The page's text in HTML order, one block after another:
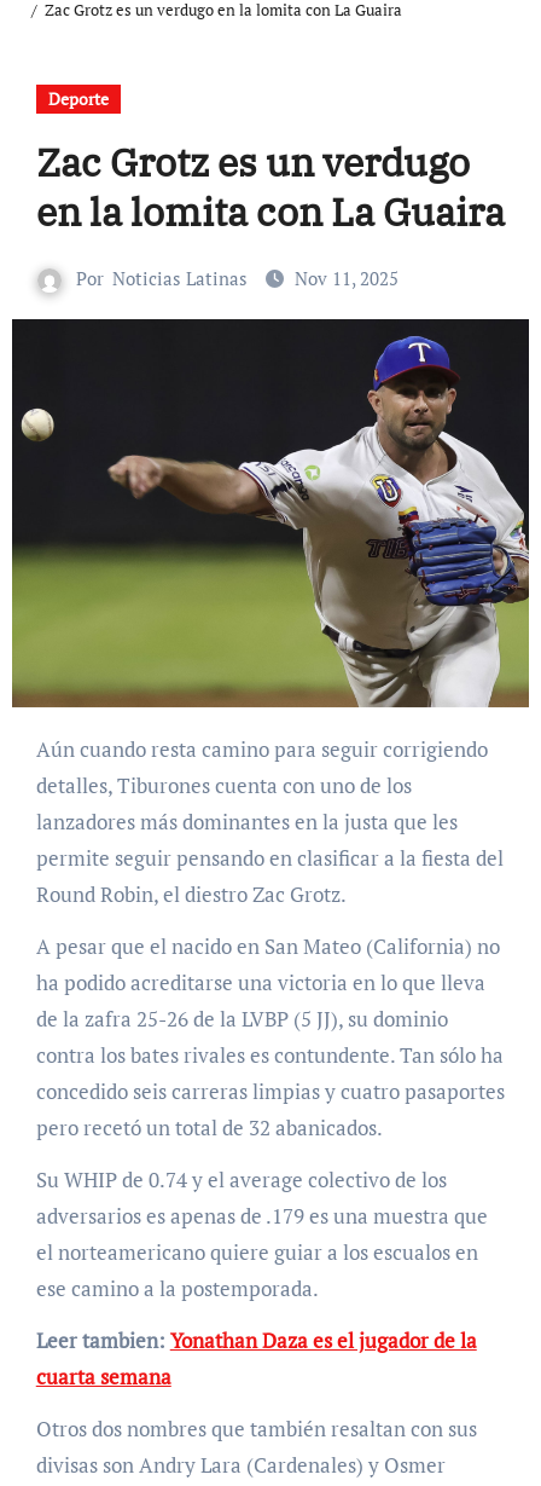
Zac Grotz es un verdugo en la lomita con La Guaira
Deporte
Zac Grotz es un verdugo
en la lomita con La Guaira
Por Noticias Latinas Nov 11, 2025
Aún cuando resta camino para seguir corrigiendo
detalles, Tiburones cuenta con uno de los
lanzadores más dominantes en la justa que les
permite seguir pensando en clasificar a la fiesta del
Round Robin, el diestro Zac Grotz.
A pesar que el nacido en San Mateo (California) no
ha podido acreditarse una victoria en lo que lleva
de la zafra 25-26 de la LVBP (5 JJ), su dominio
contra los bates rivales es contundente. Tan sólo ha
concedido seis carreras limpias y cuatro pasaportes
pero recetó un total de 32 abanicados.
Su WHIP de 0.74 y el average colectivo de los
adversarios es apenas de .179 es una muestra que
el norteamericano quiere guiar a los escualos en
ese camino a la postemporada.
Leer tambien: Yonathan Daza es el jugador de la
cuarta semana
Otros dos nombres que también resaltan con sus
divisas son Andry Lara (Cardenales) y Osmer